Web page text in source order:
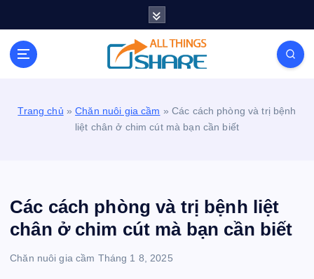
Personal Blog | Knowledge | Technology | Tips |
Pets | Life
Trang chủ »Chăn nuôi gia cầm » Các cách phòng và trị bệnh
liệt chân ở chim cút mà bạn cần biết
Các cách phòng và trị bệnh liệt
chân ở chim cút mà bạn cần biết
Chăn nuôi gia cầm Tháng 1 8, 2025